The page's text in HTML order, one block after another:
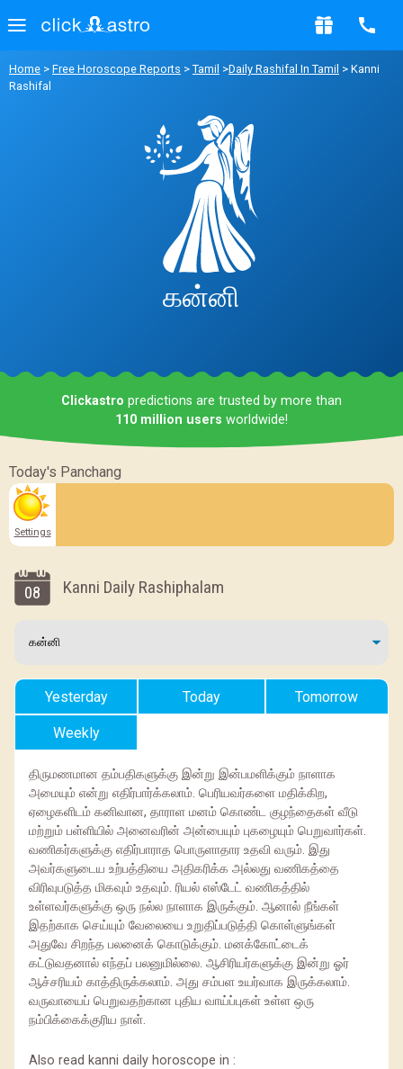
Home > Free Horoscope Reports > Tamil >Daily Rashifal In Tamil > Kanni
Rashifal
கன்னி
Clickastro predictions are trusted by more than
110 million users worldwide!
Today's Panchang
Settings
08 Kanni Daily Rashiphalam
Yesterday Today Tomorrow
Weekly
திருமணமான தம்பதிகளுக்கு இன்று இன்பமளிக்கும் நாளாக
அமையும் என்று எதிர்பார்க்கலாம். பெரியவர்களை மதிக்கிற,
ஏழைகளிடம் கனிவான, தாராள மனம் கொண்ட குழந்தைகள் வீடு
மற்றும் பள்ளியில் அனைவரின் அன்பையும் புகழையும் பெறுவார்கள்.
வணிகர்களுக்கு எதிர்பாராத பொருளாதார உதவி வரும். இது
அவர்களுடைய உற்பத்தியை அதிகரிக்க அல்லது வணிகத்தை
விரிவுபடுத்த மிகவும் உதவும். ரியல் எஸ்டேட் வணிகத்தில்
உள்ளவர்களுக்கு ஒரு நல்ல நாளாக இருக்கும். ஆனால் நீங்கள்
இதற்காக செய்யும் வேலையை உறுதிப்படுத்தி கொள்ளுங்கள்
அதுவே சிறந்த பலனைக் கொடுக்கும். மனக்கோட்டைக்
கட்டுவதனால் எந்தப் பலனுமில்லை. ஆசிரியர்களுக்கு இன்று ஓர்
ஆச்சரியம் காத்திருக்கலாம். அது சம்பள உயர்வாக இருக்கலாம்.
வருவாயைப் பெறுவதற்கான புதிய வாய்ப்புகள் உள்ள ஒரு
நம்பிக்கைக்குரிய நாள்.
Also read kanni daily horoscope in :